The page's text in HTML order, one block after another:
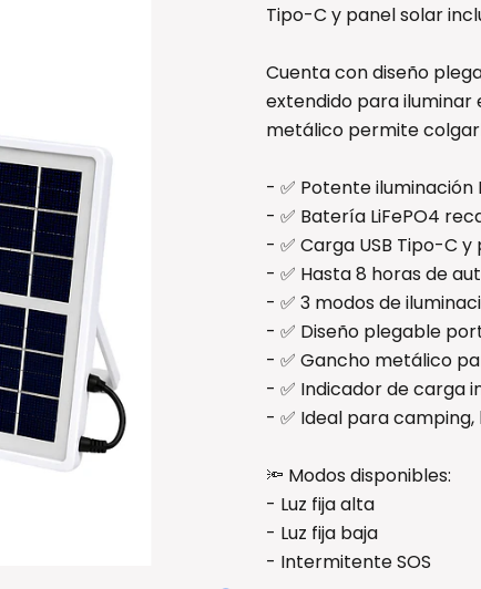
Tipo-C y panel solar
Cuenta con diseño
extendido para iluminar
metálico permite
- ✅ Potente iluminación
- ✅ Batería LiFePO4
- ✅ Carga USB Tipo-C
- ✅ Hasta 8 horas de
- ✅ 3 modos de
- ✅ Diseño plegable
- ✅ Gancho metálico
- ✅ Indicador de carga
- ✅ Ideal para
🔦 Modos disponibles:
- Luz fija alta
- Luz fija baja
- Intermitente SOS